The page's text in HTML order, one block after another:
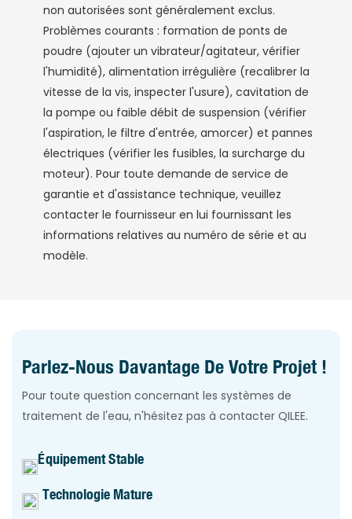
non autorisées sont généralement exclus.
Problèmes courants : formation de ponts de
poudre (ajouter un vibrateur/agitateur, vérifier
l'humidité), alimentation irrégulière (recalibrer la
vitesse de la vis, inspecter l'usure), cavitation de
la pompe ou faible débit de suspension (vérifier
l'aspiration, le filtre d'entrée, amorcer) et pannes
électriques (vérifier les fusibles, la surcharge du
moteur). Pour toute demande de service de
garantie et d'assistance technique, veuillez
contacter le fournisseur en lui fournissant les
informations relatives au numéro de série et au
modèle.
Parlez-Nous Davantage De Votre Projet !
Pour toute question concernant les systèmes de
traitement de l'eau, n'hésitez pas à contacter QILEE.
Équipement Stable
Technologie Mature